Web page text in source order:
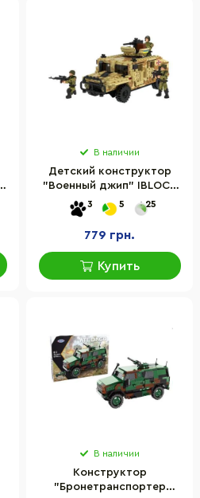
В наличии
Детский конструктор
"Военный джип" IBLOCK
PL-921-432, 368 деталей
3 5 25
779 грн.
Купить
В наличии
Конструктор
"Бронетранспортер